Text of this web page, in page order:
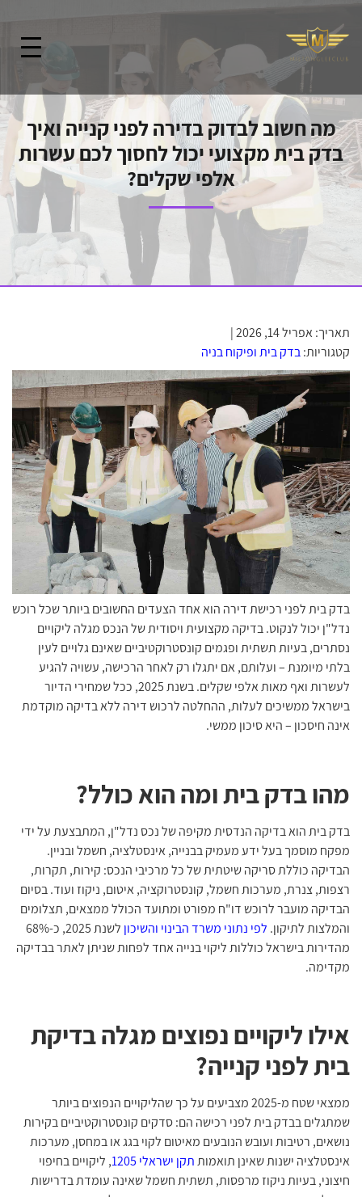
מה חשוב לבדוק בדירה לפני קנייה ואיך
בדק בית מקצועי יכול לחסוך לכם עשרות
אלפי שקלים?
תאריך: אפריל 14, 2026 |
קטגוריות:בדק בית ופיקוח בניה
בדק בית לפני רכישת דירה הוא אחד הצעדים החשובים ביותר שכל רוכש
נדל"ן יכול לנקוט. בדיקה מקצועית ויסודית של הנכס מגלה ליקויים
נסתרים, בעיות תשתית ופגמים קונסטרוקטיביים שאינם גלויים לעין
בלתי מיומנת – ועלותם, אם יתגלו רק לאחר הרכישה, עשויה להגיע
לעשרות ואף מאות אלפי שקלים. בשנת 2025, ככל שמחירי הדיור
בישראל ממשיכים לעלות, ההחלטה לרכוש דירה ללא בדיקה מוקדמת
אינה חיסכון – היא סיכון ממשי.
מהו בדק בית ומה הוא כולל?
בדק בית הוא בדיקה הנדסית מקיפה של נכס נדל"ן, המתבצעת על ידי
מפקח מוסמך בעל ידע מעמיק בבנייה, אינסטלציה, חשמל ובניין.
הבדיקה כוללת סריקה שיטתית של כל מרכיבי הנכס: קירות, תקרות,
רצפות, צנרת, מערכות חשמל, קונסטרוקציה, איטום, ניקוז ועוד. בסיום
הבדיקה מועבר לרוכש דו"ח מפורט ומתועד הכולל ממצאים, תצלומים
והמלצות לתיקון. לפי נתוני משרד הבינוי והשיכון
לשנת 2025, כ-68%
מהדירות בישראל כוללות ליקוי בנייה אחד לפחות שניתן לאתר בבדיקה
מקדימה.
אילו ליקויים נפוצים מגלה בדיקת
בית לפני קנייה?
ממצאי שטח מ-2025 מצביעים על כך שהליקויים הנפוצים ביותר
שמתגלים בבדק בית לפני רכישה הם: סדקים קונסטרוקטיביים בקירות
נושאים, רטיבות ועובש הנובעים מאיטום לקוי בגג או במחסן, מערכות
אינסטלציה ישנות שאינן תואמותתקן ישראלי 1205
, ליקויים בחיפוי
חיצוני, בעיות ניקוז מרפסות, תשתית חשמל שאינה עומדת בדרישות